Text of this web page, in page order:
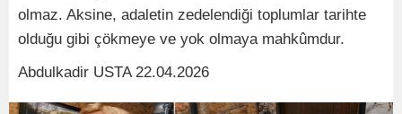
olmaz. Aksine, adaletin zedelendiği toplumlar tarihte
olduğu gibi çökmeye ve yok olmaya mahkûmdur.
Abdulkadir USTA 22.04.2026